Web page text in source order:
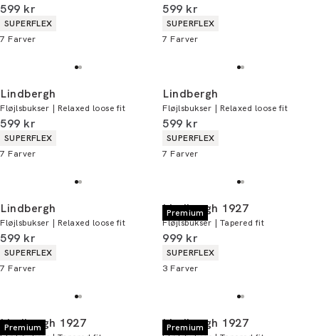
I alt (inkl. rabat)
599 kr
Produkt egenskaber
SUPERFLEX
7 Farver
I alt (inkl. rabat)
599 kr
Produkt egenskaber
SUPERFLEX
7 Farver
Lindbergh
Fløjlsbukser | Relaxed loose fit
I alt (inkl. rabat)
599 kr
Produkt egenskaber
SUPERFLEX
7 Farver
Lindbergh
Fløjlsbukser | Relaxed loose fit
I alt (inkl. rabat)
599 kr
Produkt egenskaber
SUPERFLEX
7 Farver
Lindbergh
Fløjlsbukser | Relaxed loose fit
I alt (inkl. rabat)
599 kr
Produkt egenskaber
SUPERFLEX
7 Farver
Premium
Lindbergh 1927
Fløjlsbukser | Tapered fit
I alt (inkl. rabat)
999 kr
Produkt egenskaber
SUPERFLEX
3 Farver
Premium
Lindbergh 1927 Premium
Lindbergh 1927